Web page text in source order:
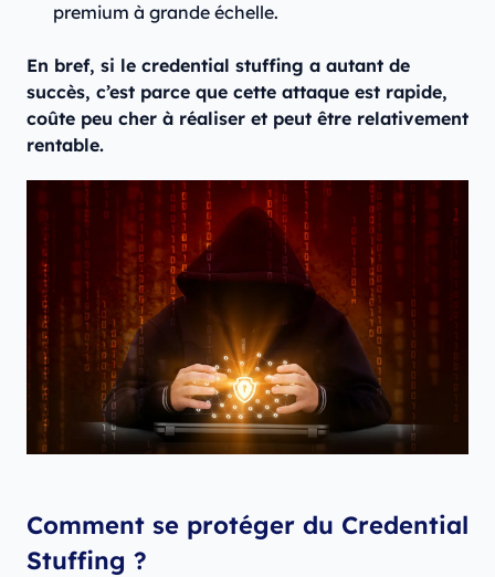
premium à grande échelle.
En bref, si le credential stuffing a autant de
succès, c’est parce que cette attaque est rapide,
coûte peu cher à réaliser et peut être relativement
rentable.
Comment se protéger du Credential
Stuffing ?